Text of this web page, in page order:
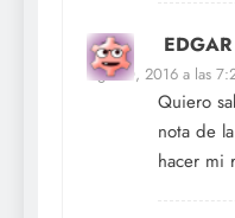
EDGAR
Ago 10, 2016 a las
Quiero
nota de
hacer mi